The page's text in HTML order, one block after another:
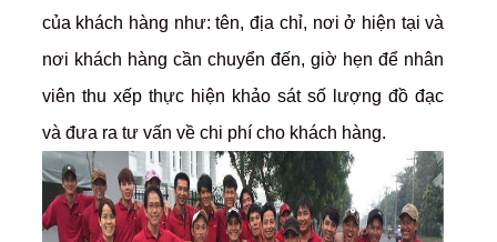
của khách hàng như: tên, địa chỉ, nơi ở hiện tại và
nơi khách hàng cần chuyển đến, giờ hẹn để nhân
viên thu xếp thực hiện khảo sát số lượng đồ đạc
và đưa ra tư vấn về chi phí cho khách hàng.